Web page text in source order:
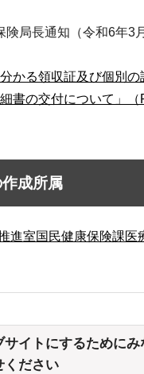
険局長通知（令和6年3
分かる領収証及び個別
書の交付について」（
成所属
進室国民健康保険課医
サイトにするために
ください